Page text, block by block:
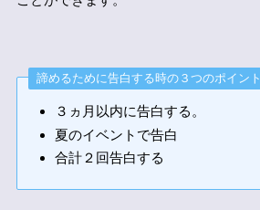
諦めるために告白する時の３つのポイント
３ヵ月以内に告白する。
夏のイベントで告白
合計２回告白する